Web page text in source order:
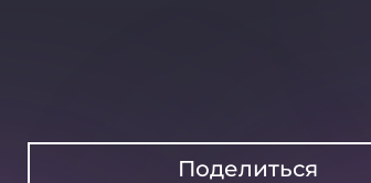
Поделиться